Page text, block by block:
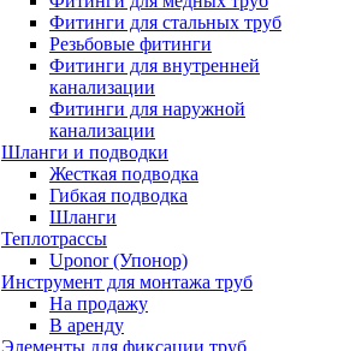
Фитинги для стальных труб
Резьбовые фитинги
Фитинги для внутренней
канализации
Фитинги для наружной
канализации
Шланги и подводки
Жесткая подводка
Гибкая подводка
Шланги
Теплотрассы
Uponor (Упонор)
Инструмент для монтажа труб
На продажу
В аренду
Элементы для фиксации труб